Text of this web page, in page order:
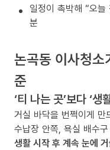
일정이 촉박해 “오
분
논곡동 이사청소
준
‘티 나는 곳’보다 ‘
거실 바닥을 번쩍이게
수납장 안쪽, 욕실 배수
생활 시작 후 계속 눈에